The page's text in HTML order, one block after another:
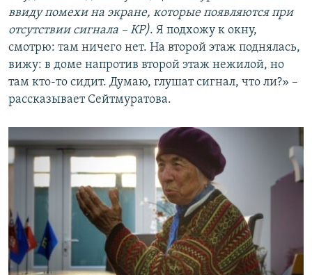
ввиду помехи на экране, которые появляются при
отсутствии сигнала – КР). Я подхожу к окну,
смотрю: там ничего нет. На второй этаж поднялась,
вижу: в доме напротив второй этаж нежилой, но
там кто-то сидит. Думаю, глушат сигнал, что ли?» –
рассказывает Сейтмуратова.